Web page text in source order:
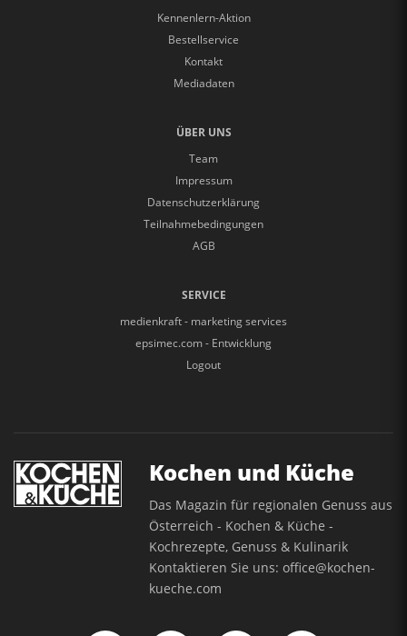
Kennenlern-Aktion
Bestellservice
Kontakt
Mediadaten
ÜBER UNS
Team
Impressum
Datenschutzerklärung
Teilnahmebedingungen
AGB
SERVICE
medienkraft - marketing services
epsimec.com - Entwicklung
Logout
Kochen und Küche
Das Magazin für regionalen Genuss aus
Österreich - Kochen & Küche -
Kochrezepte, Genuss & Kulinarik
Kontaktieren Sie uns:office@kochen-
kueche.com